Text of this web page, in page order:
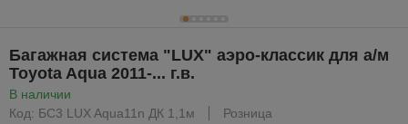
Багажная система "LUX" аэро-классик для а/м
Toyota Aqua 2011-... г.в.
В наличии
Код: БС3 LUX Aqua11n ДК 1,1м
Розница